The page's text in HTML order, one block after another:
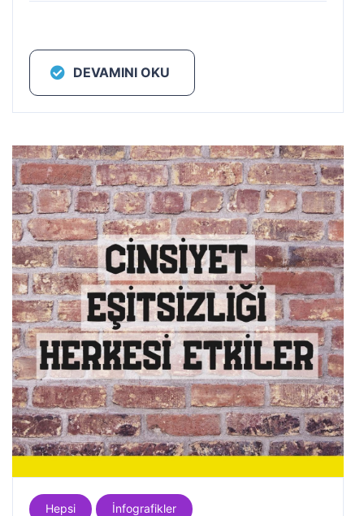
DEVAMINI OKU
Hepsi İnfografikler